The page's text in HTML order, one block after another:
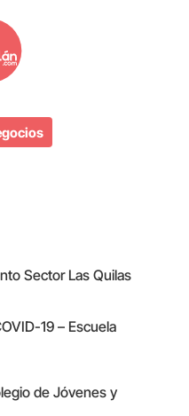
Sector Las Quilas
19 – Escuela
de Jóvenes y